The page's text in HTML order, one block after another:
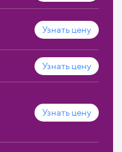
Узнать цену
Узнать цену
Узнать цену